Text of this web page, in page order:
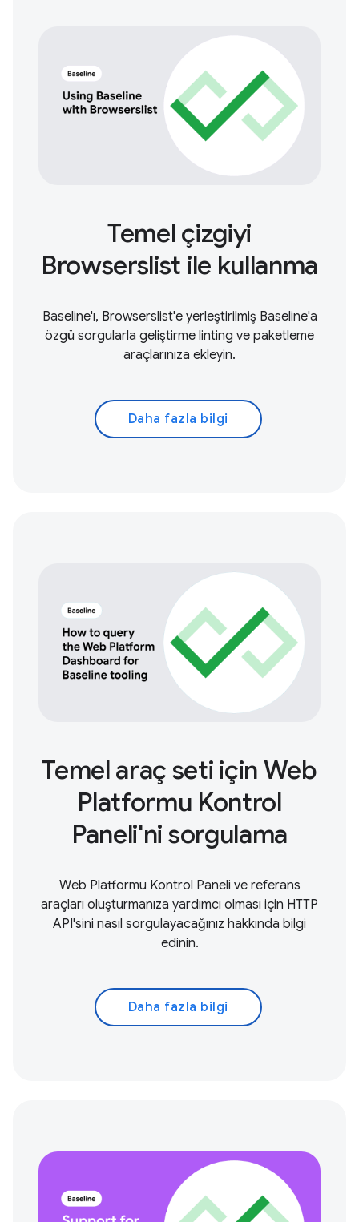
Temel çizgiyi
Browserslist ile kullanma
Baseline'ı, Browserslist'e yerleştirilmiş Baseline'a
özgü sorgularla geliştirme linting ve paketleme
araçlarınıza ekleyin.
Daha fazla bilgi
Temel araç seti için Web
Platformu Kontrol
Paneli'ni sorgulama
Web Platformu Kontrol Paneli ve referans
araçları oluşturmanıza yardımcı olması için HTTP
API'sini nasıl sorgulayacağınız hakkında bilgi
edinin.
Daha fazla bilgi